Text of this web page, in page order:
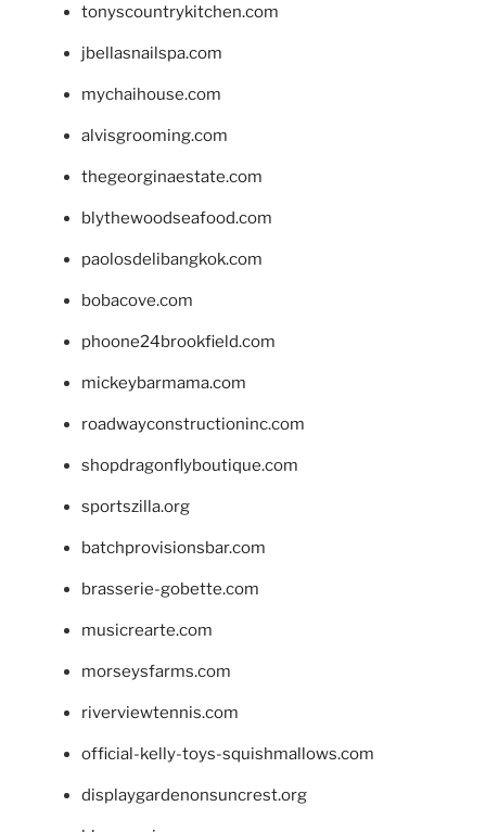
tonyscountrykitchen.com
jbellasnailspa.com
mychaihouse.com
alvisgrooming.com
thegeorginaestate.com
blythewoodseafood.com
paolosdelibangkok.com
bobacove.com
phoone24brookfield.com
mickeybarmama.com
roadwayconstructioninc.com
shopdragonflyboutique.com
sportszilla.org
batchprovisionsbar.com
brasserie-gobette.com
musicrearte.com
morseysfarms.com
riverviewtennis.com
official-kelly-toys-squishmallows.com
displaygardenonsuncrest.org